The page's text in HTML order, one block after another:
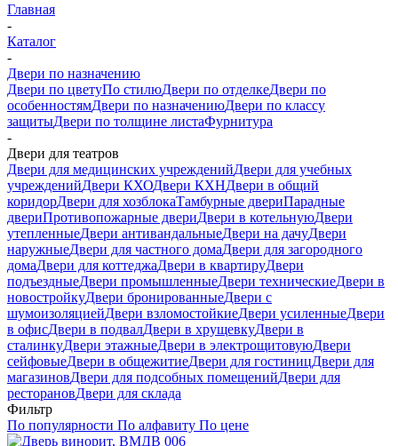
Главная
-
Каталог
-
Двери по назначению
Двери по цветуПо стилюДвери по отделкеДвери по
особенностямДвери по назначениюДвери по классу
защитыДвери по толщине листаФурнитура
-
Двери для театров
Двери для медицинских учрежденийДвери для учебных
учрежденийДвери КХОДвери КХНДвери в общий
коридорДвери для хозблокаТамбурные двериПарадные
двериПротивопожарные двериДвери в котельнуюДвери
утепленныеДвери антивандальныеДвери на дачуДвери
наружныеДвери для частного домаДвери для загородного
домаДвери для коттеджаДвери в квартируДвери
подъездныеДвери промышленныеДвери техническиеДвери в
новостройкуДвери бронированныеДвери с
шумоизоляциейДвери взломостойкиеДвери усиленныеДвери
в офисДвери в подвалДвери в хрущевкуДвери в
сталинкуДвери этажныеДвери в электрощитовуюДвери
сейфовыеДвери в общежитиеДвери для гостиницДвери для
магазиновДвери для подсобных помещенийДвери для
ресторановДвери для склада
Фильтр
По популярности По алфавиту По цене